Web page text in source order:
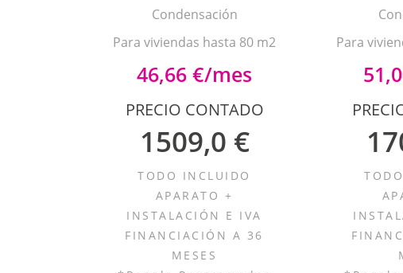
Condensación
Para viviendas hasta 80 m2
46,66 €/mes
PRECIO CONTADO
1509,0 €
TODO INCLUIDO
APARATO +
INSTALACIÓN E IVA
FINANCIACIÓN A 36
MESES
Para